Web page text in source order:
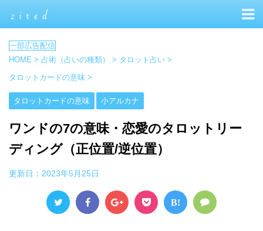
HOME > 占術（占いの種類） > タロット占い >
タロットカードの意味 >
タロットカードの意味 小アルカナ
ワンドの7の意味・恋愛のタロットリー
ディング（正位置/逆位置）
更新日： 2023年5月25日
B!